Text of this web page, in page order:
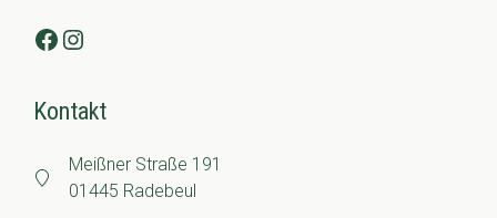
Facebook
Instagram
Kontakt
Meißner Straße 191
01445 Radebeul